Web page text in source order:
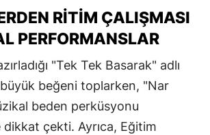
RITIM ÇALIŞMASI
PERFORMANSLAR
"Tek Tek Basarak" adlı
büyük beğeni toplarken, "Nar
beden perküsyonu
çekti. Ayrıca, Eğitim